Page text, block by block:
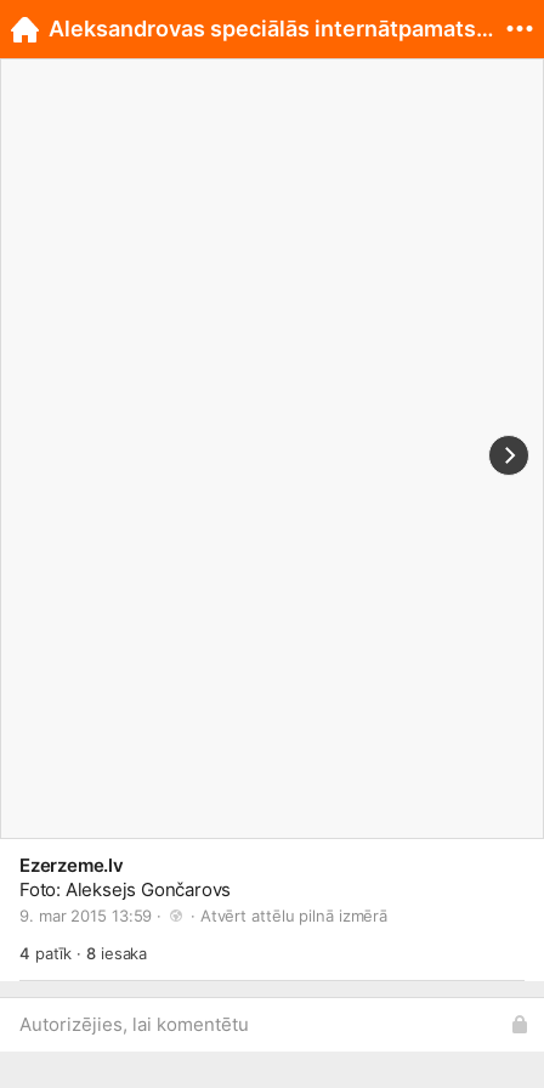
Ezerzeme.lv
Foto: Aleksejs Gončarovs
9. mar 2015 13:59 · · Atvērt attēlu pilnā izmērā
4 patīk ·8iesaka
Autorizējies, lai komentētu
Aleksandrovas speciālās internātpamatskolas suņu t